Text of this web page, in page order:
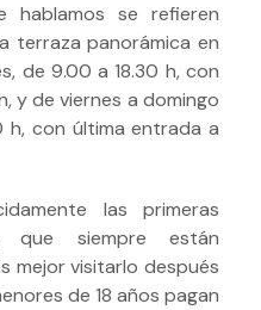
se refieren
terraza panorámica en
de 9.00 a 18.30 h, con
y de viernes a domingo
h, con última entrada a
las primeras
siempre están
mejor visitarlo después
de 18 años pagan